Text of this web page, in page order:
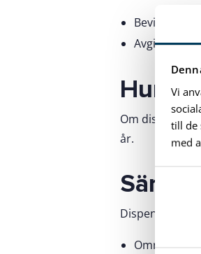
Vi
till de
med
m
y
Beviljad
Avgift för
Hur
Om
år.
Dispens kan
Området är